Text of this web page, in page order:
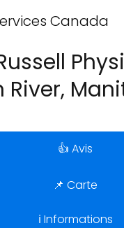
Canada
River,
👍 Avis
📌 Carte
ℹ️ Informations